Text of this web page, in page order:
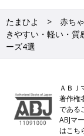
たまひよ 赤ち
きやすい・軽い・質
ーズ4選
ＡＢＪ
著作権
である
ABJマ
はこ